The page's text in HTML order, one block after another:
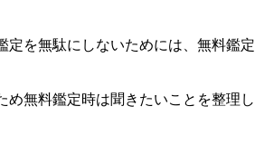
定を無駄にしないためには、無料鑑
め無料鑑定時は聞きたいことを整理